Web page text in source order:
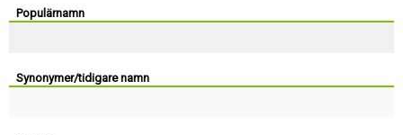
Populärnamn
Synonymer/tidigare namn